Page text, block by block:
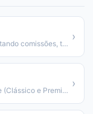
Calcule seu lucro líquido na Shopee descontando comissões, taxas fixas e custos. Atualizado 2026.
›
Calcule suas taxas e lucro no Mercado Livre (Clássico e Premium).
›